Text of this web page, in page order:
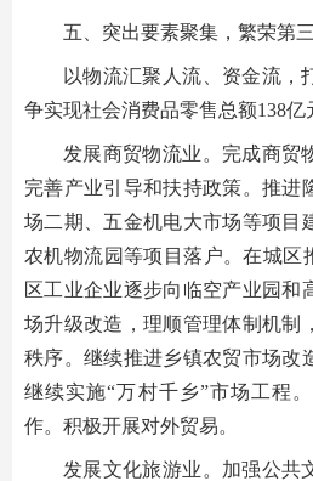
五、突出要素聚集，繁荣第
以物流汇聚人流、资金流，
争实现社会消费品零售总额138亿
发展商贸物流业。完成商贸
完善产业引导和扶持政策。推进
场二期、五金机电大市场等项目
农机物流园等项目落户。在城区
区工业企业逐步向临空产业园和
场升级改造，理顺管理体制机制
秩序。继续推进乡镇农贸市场改
继续实施“万村千乡”市场工程
作。积极开展对外贸易。
发展文化旅游业。加强公共